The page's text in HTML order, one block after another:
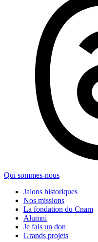
Qui sommes-nous
Jalons historiques
Nos missions
La fondation du Cnam
Alumni
Je fais un don
Grands projets